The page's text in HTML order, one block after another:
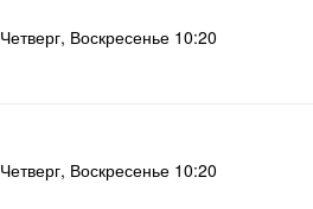
Четверг, Воскресенье 10:20
Четверг, Воскресенье 10:20